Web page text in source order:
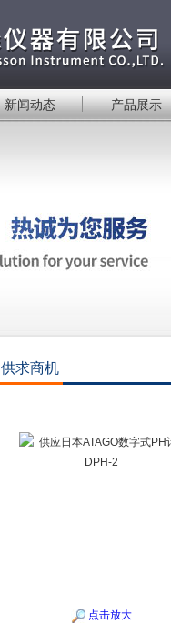
新闻动态 产品展示
供求商机
点击放大